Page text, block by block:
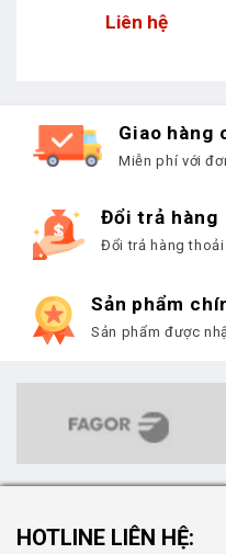
Liên hệ
Giao hàng
Miễn phí với
Đổi trả hàng
Đổi trả hàng
Sản phẩm
Sản phẩm được
HOTLINE LIÊN HỆ: